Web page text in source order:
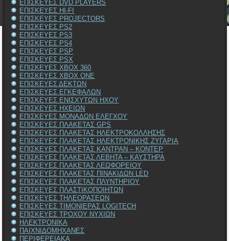
ΕΠΙΣΚΕΥΕΣ DVD PLAYERS
ΕΠΙΣΚΕΥΕΣ HI-FI
ΕΠΙΣΚΕΥΕΣ PROJECTORS
ΕΠΙΣΚΕΥΕΣ PS2
ΕΠΙΣΚΕΥΕΣ PS3
ΕΠΙΣΚΕΥΕΣ PS4
ΕΠΙΣΚΕΥΕΣ PSP
ΕΠΙΣΚΕΥΕΣ PSX
ΕΠΙΣΚΕΥΕΣ XBOX 360
ΕΠΙΣΚΕΥΕΣ XBOX ONE
ΕΠΙΣΚΕΥΕΣ ΔΕΚΤΩΝ
ΕΠΙΣΚΕΥΕΣ ΕΓΚΕΦΑΛΩΝ
ΕΠΙΣΚΕΥΕΣ ΕΝΙΣΧΥΤΩΝ ΗΧΟΥ
ΕΠΙΣΚΕΥΕΣ ΗΧΕΙΩΝ
ΕΠΙΣΚΕΥΕΣ ΜΟΝΑΔΩΝ ΕΛΕΓΧΟΥ
ΕΠΙΣΚΕΥΕΣ ΠΛΑΚΕΤΑΣ GPS
ΕΠΙΣΚΕΥΕΣ ΠΛΑΚΕΤΑΣ ΗΛΕΚΤΡΟΚΟΛΛΗΣΗΣ
ΕΠΙΣΚΕΥΕΣ ΠΛΑΚΕΤΑΣ ΗΛΕΚΤΡΟΝΙΚΗΣ ΖΥΓΑΡΙΑ
ΕΠΙΣΚΕΥΕΣ ΠΛΑΚΕΤΑΣ ΚΑΝΤΡΑΝ – ΚΟΝΤΕΡ
ΕΠΙΣΚΕΥΕΣ ΠΛΑΚΕΤΑΣ ΛΕΒΗΤΑ – ΚΑΥΣΤΗΡΑ
ΕΠΙΣΚΕΥΕΣ ΠΛΑΚΕΤΑΣ ΛΕΩΦΟΡΕΙΟΥ
ΕΠΙΣΚΕΥΕΣ ΠΛΑΚΕΤΑΣ ΠΙΝΑΚΙΔΩΝ LED
ΕΠΙΣΚΕΥΕΣ ΠΛΑΚΕΤΑΣ ΠΛΥΝΤΗΡΙΟΥ
ΕΠΙΣΚΕΥΕΣ ΠΛΑΣΤΙΚΟΠΟΙΗΤΩΝ
ΕΠΙΣΚΕΥΕΣ ΤΗΛΕΟΡΑΣΕΩΝ
ΕΠΙΣΚΕΥΕΣ ΤΙΜΟΝΙΕΡΑΣ LOGITECH
ΕΠΙΣΚΕΥΕΣ ΤΡΟΧΟΥ ΝΥΧΙΩΝ
ΗΛΕΚΤΡΟΝΙΚΑ
ΠΑΙΧΝΙΔΟΜΗΧΑΝΕΣ
ΠΕΡΙΦΕΡΕΙΑΚΑ